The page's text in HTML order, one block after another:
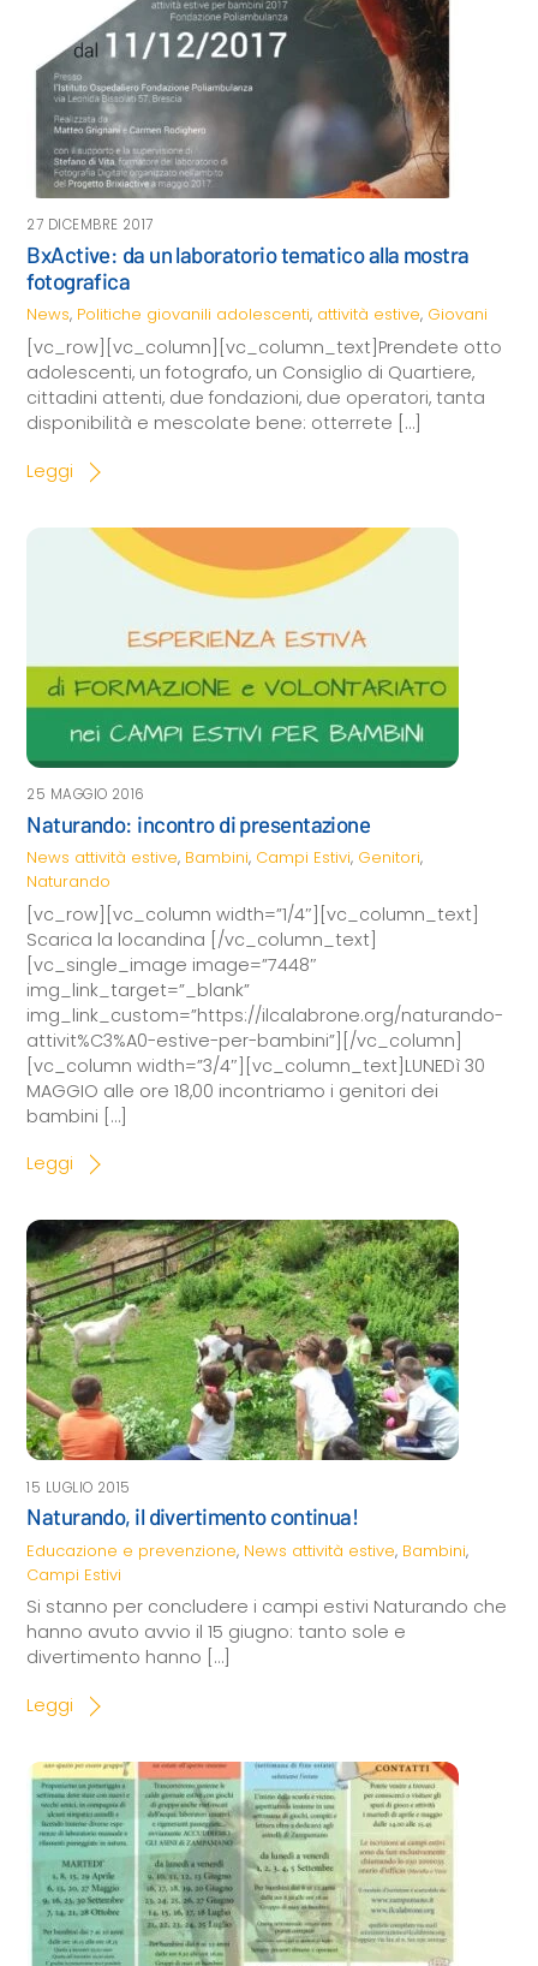
27 DICEMBRE 2017
BxActive: da un laboratorio tematico alla mostra
fotografica
News, Politiche giovanili adolescenti, attività estive, Giovani
[vc_row][vc_column][vc_column_text]Prendete otto
adolescenti, un fotografo, un Consiglio di Quartiere,
cittadini attenti, due fondazioni, due operatori, tanta
disponibilità e mescolate bene: otterrete […]
Leggi
25 MAGGIO 2016
Naturando: incontro di presentazione
News attività estive, Bambini, Campi Estivi, Genitori,
Naturando
[vc_row][vc_column width=”1/4″][vc_column_text]
Scarica la locandina [/vc_column_text]
[vc_single_image image=”7448″
img_link_target=”_blank”
img_link_custom=”https://ilcalabrone.org/naturando-
attivit%C3%A0-estive-per-bambini”][/vc_column]
[vc_column width=”3/4″][vc_column_text]LUNEDì 30
MAGGIO alle ore 18,00 incontriamo i genitori dei
bambini […]
Leggi
15 LUGLIO 2015
Naturando, il divertimento continua!
Educazione e prevenzione, News attività estive, Bambini,
Campi Estivi
Si stanno per concludere i campi estivi Naturando che
hanno avuto avvio il 15 giugno: tanto sole e
divertimento hanno […]
Leggi